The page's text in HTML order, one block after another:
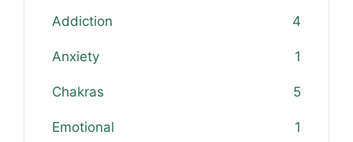
Addiction 4
Anxiety 1
Chakras 5
Emotional 1